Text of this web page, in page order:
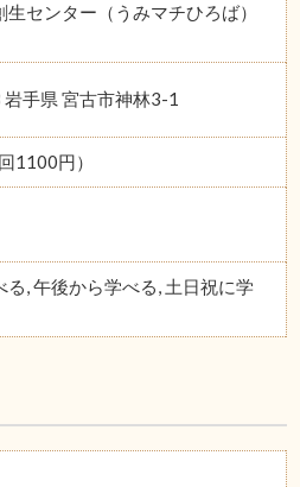
センター（うみマチひろば）
手県 宮古市神林3-1
1100円）
る, 午後から学べる, 土日祝に学